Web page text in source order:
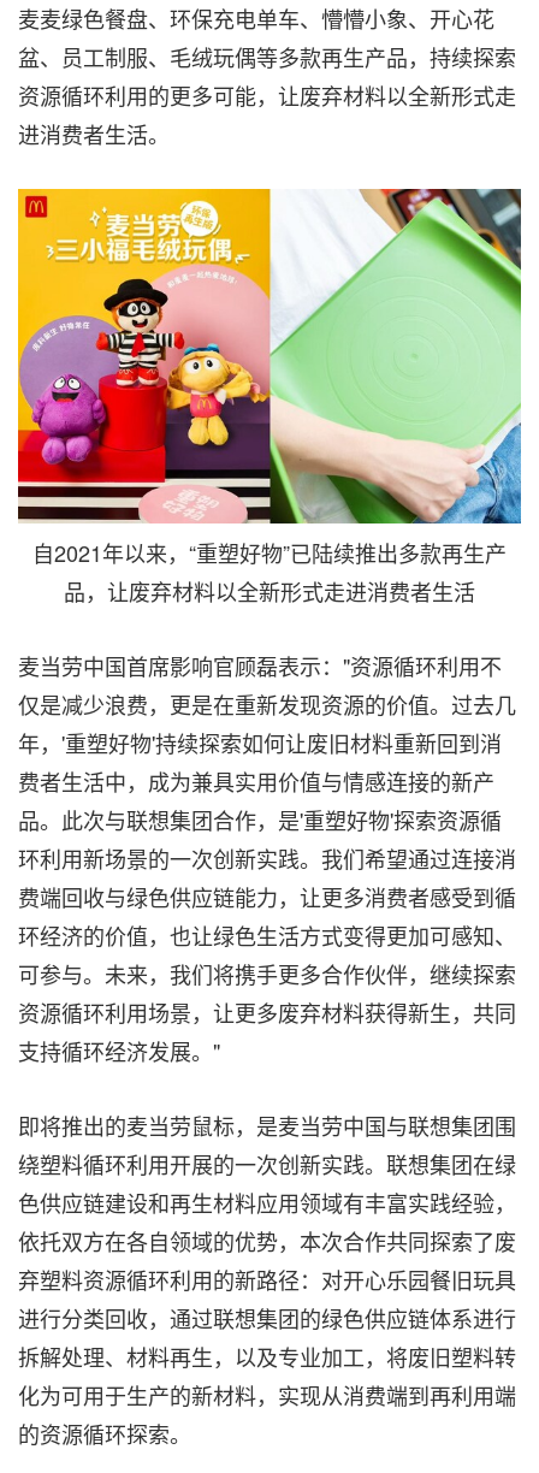
麦麦绿色餐盘、环保充电单车、懵懵小象、开心花
盆、员工制服、毛绒玩偶等多款再生产品，持续探索
资源循环利用的更多可能，让废弃材料以全新形式走
进消费者生活。
自2021年以来，“重塑好物”已陆续推出多款再生产
品，让废弃材料以全新形式走进消费者生活
麦当劳中国首席影响官顾磊表示："资源循环利用不
仅是减少浪费，更是在重新发现资源的价值。过去几
年，'重塑好物'持续探索如何让废旧材料重新回到消
费者生活中，成为兼具实用价值与情感连接的新产
品。此次与联想集团合作，是'重塑好物'探索资源循
环利用新场景的一次创新实践。我们希望通过连接消
费端回收与绿色供应链能力，让更多消费者感受到循
环经济的价值，也让绿色生活方式变得更加可感知、
可参与。未来，我们将携手更多合作伙伴，继续探索
资源循环利用场景，让更多废弃材料获得新生，共同
支持循环经济发展。"
即将推出的麦当劳鼠标，是麦当劳中国与联想集团围
绕塑料循环利用开展的一次创新实践。联想集团在绿
色供应链建设和再生材料应用领域有丰富实践经验，
依托双方在各自领域的优势，本次合作共同探索了废
弃塑料资源循环利用的新路径：对开心乐园餐旧玩具
进行分类回收，通过联想集团的绿色供应链体系进行
拆解处理、材料再生，以及专业加工，将废旧塑料转
化为可用于生产的新材料，实现从消费端到再利用端
的资源循环探索。